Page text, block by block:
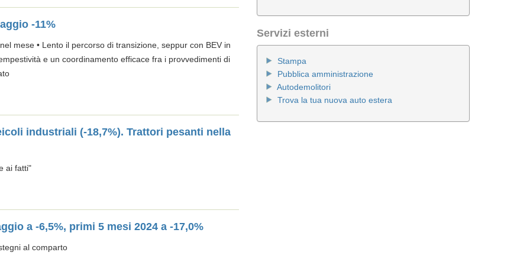
-11%
mese • Lento il percorso di transizione, seppur con BEV in
e un coordinamento efficace fra i provvedimenti di
industriali (-18,7%). Trattori pesanti nella
ai fatti"
a -6,5%, primi 5 mesi 2024 a -17,0%
al comparto
Servizi esterni
Stampa
Pubblica amministrazione
Autodemolitori
Trova la tua nuova auto estera